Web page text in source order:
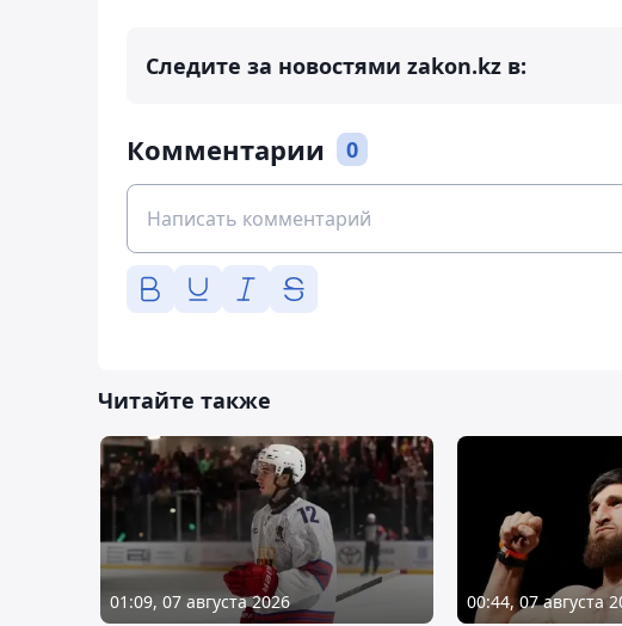
Следите за новостями zakon.kz в:
Комментарии 0
Читайте также
01:09, 07 августа 2026 00:44, 07 августа